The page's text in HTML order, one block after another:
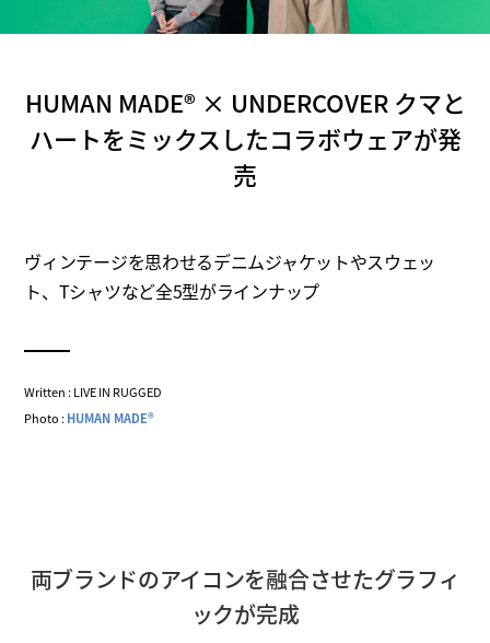
HUMAN MADE® × UNDERCOVER クマと
ハートをミックスしたコラボウェアが発
売
ヴィンテージを思わせるデニムジャケットやスウェッ
ト、Tシャツなど全5型がラインナップ
Written : LIVE IN RUGGED
Photo :HUMAN MADE®
両ブランドのアイコンを融合させたグラフィ
ックが完成